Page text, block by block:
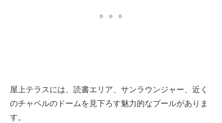
屋上テラスには、読書エリア、サンラウンジャー、近く
のチャペルのドームを見下ろす魅力的なプールがありま
す。